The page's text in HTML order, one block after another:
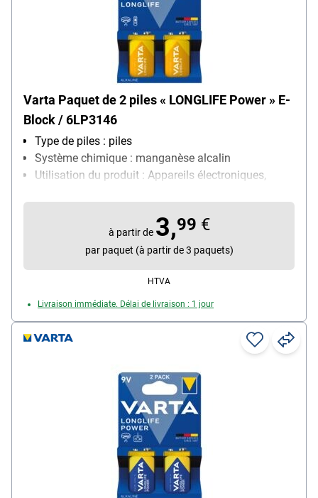
Varta Paquet de 2 piles « LONGLIFE Power » E-
Block / 6LP3146
Type de piles : piles
Système chimique : manganèse alcalin
Utilisation du produit : Appareils électroniques,
microphones, balances électroniques
Contenu par paquet : 2 pièce(s)
à partir de 3,99 €
par paquet (à partir de 3 paquets)
HTVA
Livraison immédiate. Délai de livraison : 1 jour